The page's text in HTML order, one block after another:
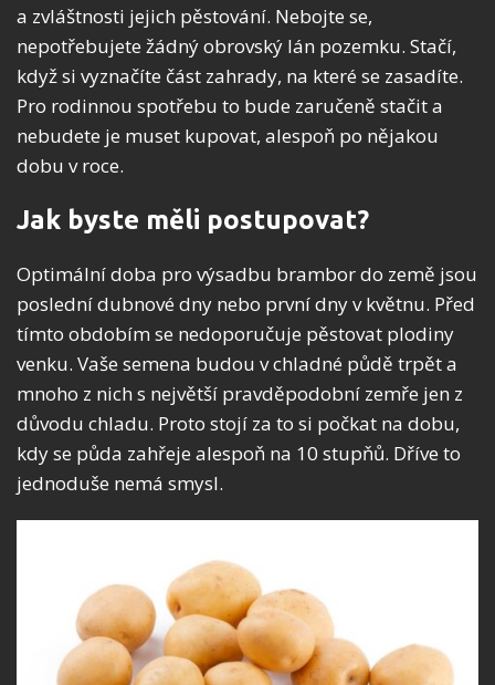
a zvláštnosti jejich pěstování. Nebojte se,
nepotřebujete žádný obrovský lán pozemku. Stačí,
když si vyznačíte část zahrady, na které se zasadíte.
Pro rodinnou spotřebu to bude zaručeně stačit a
nebudete je muset kupovat, alespoň po nějakou
dobu v roce.
Jak byste měli postupovat?
Optimální doba pro výsadbu brambor do země jsou
poslední dubnové dny nebo první dny v květnu. Před
tímto obdobím se nedoporučuje pěstovat plodiny
venku. Vaše semena budou v chladné půdě trpět a
mnoho z nich s největší pravděpodobní zemře jen z
důvodu chladu. Proto stojí za to si počkat na dobu,
kdy se půda zahřeje alespoň na 10 stupňů. Dříve to
jednoduše nemá smysl.